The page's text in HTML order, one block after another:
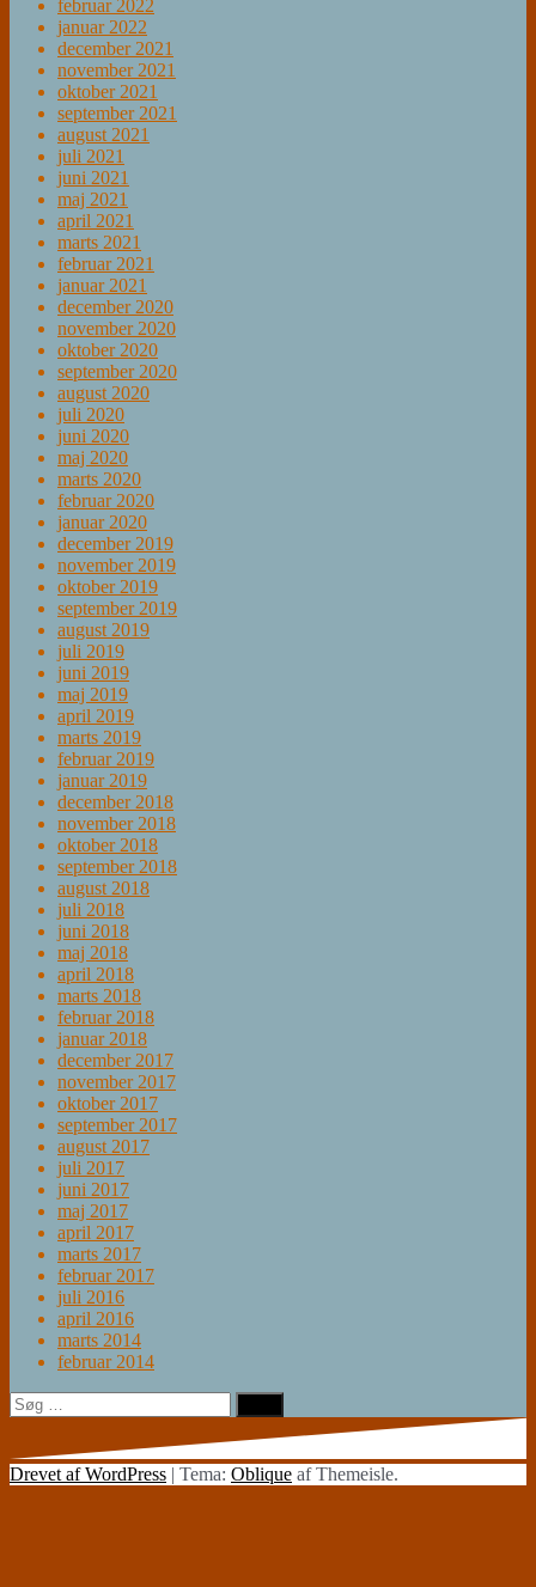
februar 2022
januar 2022
december 2021
november 2021
oktober 2021
september 2021
august 2021
juli 2021
juni 2021
maj 2021
april 2021
marts 2021
februar 2021
januar 2021
december 2020
november 2020
oktober 2020
september 2020
august 2020
juli 2020
juni 2020
maj 2020
marts 2020
februar 2020
januar 2020
december 2019
november 2019
oktober 2019
september 2019
august 2019
juli 2019
juni 2019
maj 2019
april 2019
marts 2019
februar 2019
januar 2019
december 2018
november 2018
oktober 2018
september 2018
august 2018
juli 2018
juni 2018
maj 2018
april 2018
marts 2018
februar 2018
januar 2018
december 2017
november 2017
oktober 2017
september 2017
august 2017
juli 2017
juni 2017
maj 2017
april 2017
marts 2017
februar 2017
juli 2016
april 2016
marts 2014
februar 2014
Søg
efter:
Drevet af WordPress | Tema: Oblique af Themeisle.